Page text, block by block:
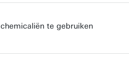
te gebruiken